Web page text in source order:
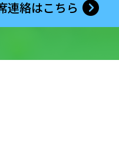
連絡はこちら